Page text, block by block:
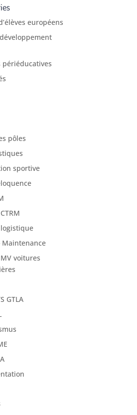
européens
périéducatives
pôles
sportive
Maintenance
voitures
GTLA